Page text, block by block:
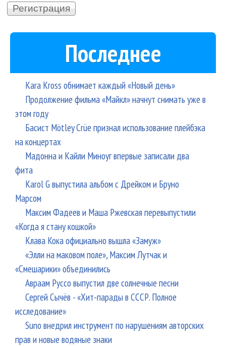
Последнее
Kara Kross обнимает каждый «Новый день»
Продолжение фильма «Майкл» начнут снимать уже в
этом году
Басист Mötley Crüe признал использование плейбэка
на концертах
Мадонна и Кайли Миноуг впервые записали два
фита
Karol G выпустила альбом с Дрейком и Бруно
Марсом
Максим Фадеев и Маша Ржевская перевыпустили
«Когда я стану кошкой»
Клава Кока официально вышла «Замуж»
«Элли на маковом поле», Максим Лутчак и
«Смешарики» объединились
Авраам Руссо выпустил две солнечные песни
Сергей Сычёв - «Хит-парады в СССР. Полное
исследование»
Suno внедрил инструмент по нарушениям авторских
прав и новые водяные знаки